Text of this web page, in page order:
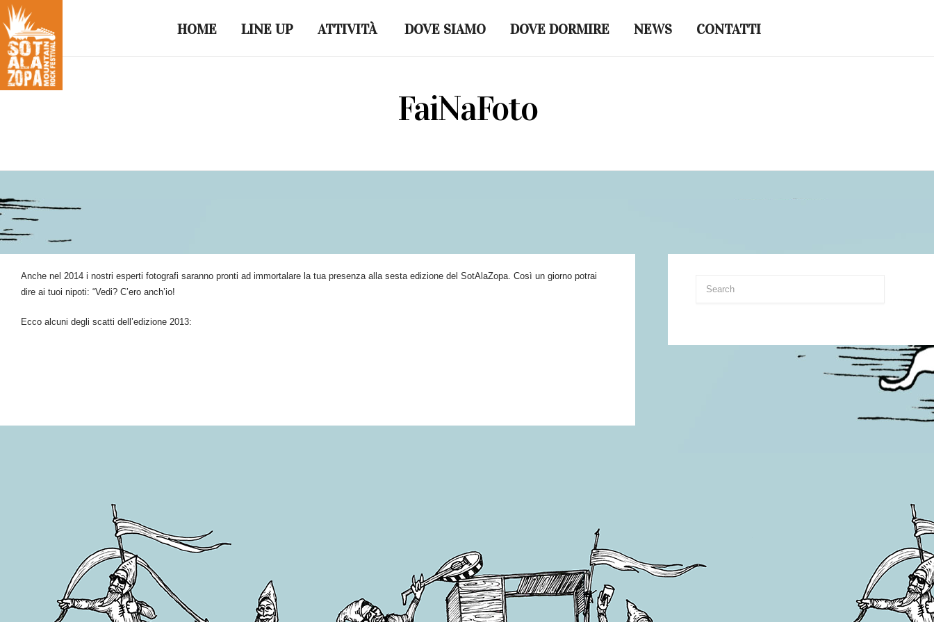
HOME LINE UP ATTIVITÀ DOVE SIAMO DOVE DORMIRE NEWS CONTATTI
FaiNaFoto
Anche nel 2014 i nostri esperti fotografi saranno pronti ad immortalare la tua presenza alla sesta edizione del SotAlaZopa. Così un giorno potrai
dire ai tuoi nipoti: “Vedi? C’ero anch’io!
Ecco alcuni degli scatti dell’edizione 2013: